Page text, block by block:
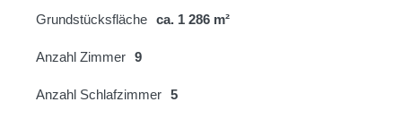
Grundstücksfläche ca. 1 286 m²
Anzahl Zimmer 9
Anzahl Schlafzimmer 5